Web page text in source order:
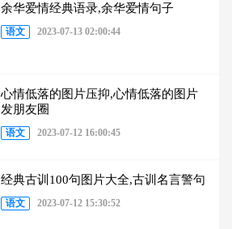
余华爱情经典语录,余华爱情句子
语文 2023-07-13 02:00:44
心情低落的图片压抑,心情低落的图片
发朋友圈
语文 2023-07-12 16:00:45
经典古训100句图片大全,古训名言警句
语文 2023-07-12 15:30:52